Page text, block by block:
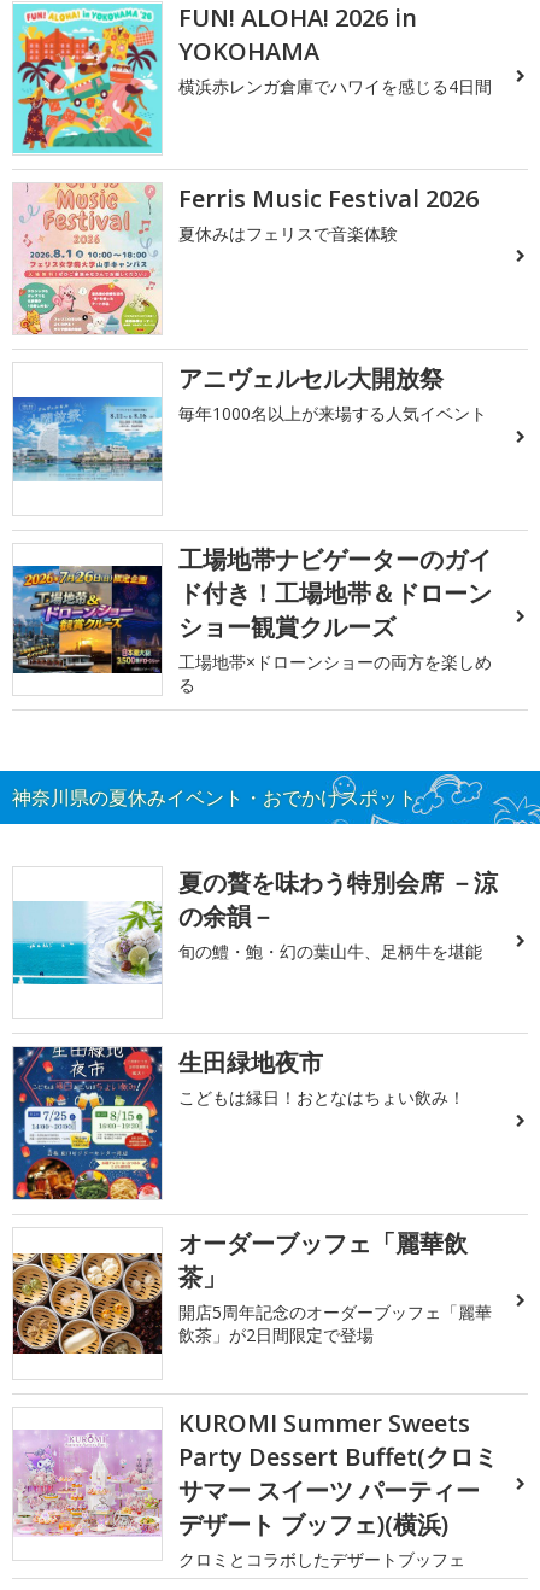
FUN! ALOHA! 2026 in
YOKOHAMA
横浜赤レンガ倉庫でハワイを感じる4日間
Ferris Music Festival 2026
夏休みはフェリスで音楽体験
アニヴェルセル大開放祭
毎年1000名以上が来場する人気イベント
工場地帯ナビゲーターのガイ
ド付き！工場地帯＆ドローン
ショー観賞クルーズ
工場地帯×ドローンショーの両方を楽しめ
る
神奈川県の夏休みイベント・おでかけスポット
夏の贅を味わう特別会席 －涼
の余韻－
旬の鱧・鮑・幻の葉山牛、足柄牛を堪能
生田緑地夜市
こどもは縁日！おとなはちょい飲み！
オーダーブッフェ「麗華飲
茶」
開店5周年記念のオーダーブッフェ「麗華
飲茶」が2日間限定で登場
KUROMI Summer Sweets
Party Dessert Buffet(クロミ
サマー スイーツ パーティー
デザート ブッフェ)(横浜)
クロミとコラボしたデザートブッフェ